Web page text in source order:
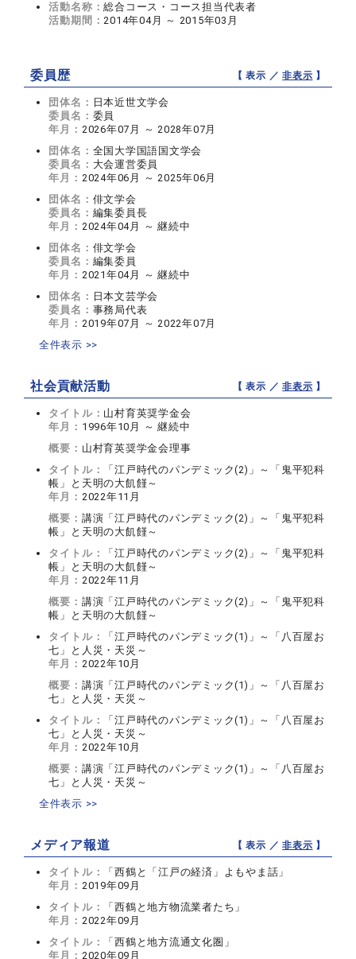
活動名称：総合コース・コース担当代表者
活動期間：2014年04月 ～ 2015年03月
委員歴 【 表示 ／非表示 】
団体名： 日本近世文学会
委員名： 委員
年月： 2026年07月 ～ 2028年07月
団体名： 全国大学国語国文学会
委員名： 大会運営委員
年月： 2024年06月 ～ 2025年06月
団体名： 俳文学会
委員名： 編集委員長
年月： 2024年04月 ～ 継続中
団体名： 俳文学会
委員名： 編集委員
年月： 2021年04月 ～ 継続中
団体名： 日本文芸学会
委員名： 事務局代表
年月： 2019年07月 ～ 2022年07月
全件表示 >>
社会貢献活動 【 表示 ／非表示 】
タイトル： 山村育英奨学金会
年月： 1996年10月 ～ 継続中
概要： 山村育英奨学金会理事
タイトル：
「江戸時代のパンデミック(2)」～「鬼平犯科
帳」と天明の大飢饉～
年月： 2022年11月
概要： 講演「江戸時代のパンデミック(2)」～「鬼平犯科
帳」と天明の大飢饉～
タイトル：
「江戸時代のパンデミック(2)」～「鬼平犯科
帳」と天明の大飢饉～
年月： 2022年11月
概要： 講演「江戸時代のパンデミック(2)」～「鬼平犯科
帳」と天明の大飢饉～
タイトル：
「江戸時代のパンデミック(1)」～「八百屋お
七」と人災・天災～
年月： 2022年10月
概要： 講演「江戸時代のパンデミック(1)」～「八百屋お
七」と人災・天災～
タイトル：
「江戸時代のパンデミック(1)」～「八百屋お
七」と人災・天災～
年月： 2022年10月
概要： 講演「江戸時代のパンデミック(1)」～「八百屋お
七」と人災・天災～
全件表示 >>
メディア報道 【 表示 ／非表示 】
タイトル：
「西鶴と「江戸の経済」よもやま話」
年月： 2019年09月
タイトル：
「西鶴と地方物流業者たち」
年月： 2022年09月
タイトル：
「西鶴と地方流通文化圏」
年月： 2020年09月